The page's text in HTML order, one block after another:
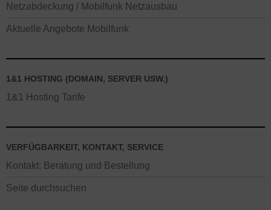
Netzabdeckung / Mobilfunk Netzausbau
Aktuelle Angebote Mobilfunk
1&1 HOSTING (DOMAIN, SERVER USW.)
1&1 Hosting Tarife
VERFÜGBARKEIT, KONTAKT, SERVICE
Kontakt: Beratung und Bestellung
Seite durchsuchen